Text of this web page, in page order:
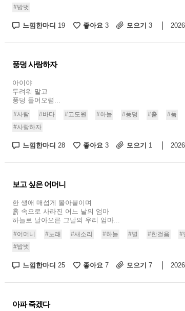
#밥벗
느낌한마디 19 좋아요 3 모으기 3
풍덩 사랑하자
아이야
두려워 말고
풍덩 들어오렴...
#사람 #바다 #고도원 #하늘 #풍덩 #춤 #품
#사랑하자
느낌한마디 28 좋아요 3 모으기 1
보고 싶은 어머니
한 생애 매섭게 몰아붙이며
흙 속으로 사라진 어느 날의 엄마
하늘로 날아오른 그날의 우리 엄마...
#어머니 #노래 #새소리 #하늘 #별 #한걸음 #
#밥벗
느낌한마디 25 좋아요 7 모으기 7
아파 죽겠다